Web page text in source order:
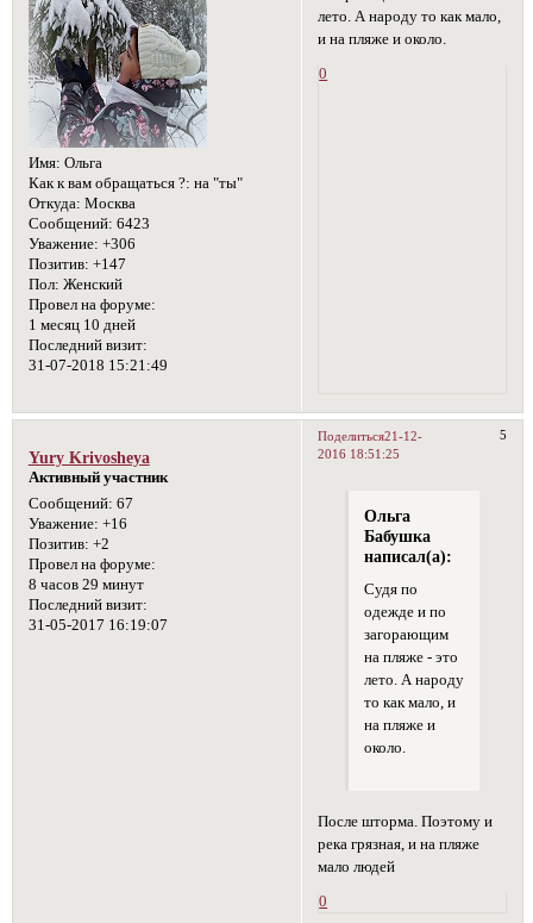
Имя: Ольга
Как к вам обращаться ?: на "ты"
Откуда: Москва
Сообщений: 6423
Уважение: +306
Позитив: +147
Пол: Женский
Провел на форуме:
1 месяц 10 дней
Последний визит:
31-07-2018 15:21:49
лето. А народу то как мало,
и на пляже и около.
0
Поделиться 5
21-12-
2016 18:51:25
Yury Krivosheya
Активный участник
Сообщений: 67
Уважение: +16
Позитив: +2
Провел на форуме:
8 часов 29 минут
Последний визит:
31-05-2017 16:19:07
Ольга
Бабушка
написал(а):
Судя по
одежде и по
загорающим
на пляже - это
лето. А народу
то как мало, и
на пляже и
около.
После шторма. Поэтому и
река грязная, и на пляже
мало людей
0